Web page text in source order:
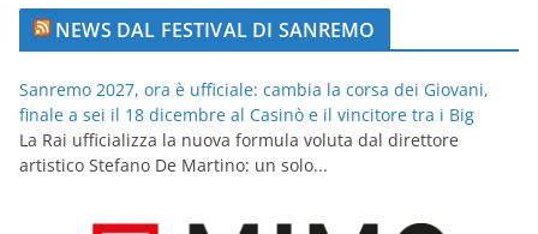
NEWS DAL FESTIVAL DI SANREMO
Sanremo 2027, ora è ufficiale: cambia la corsa dei Giovani,
finale a sei il 18 dicembre al Casinò e il vincitore tra i Big
La Rai ufficializza la nuova formula voluta dal direttore
artistico Stefano De Martino: un solo...